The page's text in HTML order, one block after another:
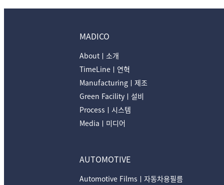
MADICO
Aboutㅣ소개
TimeLineㅣ연혁
Manufacturingㅣ제조
Green Facilityㅣ설비
Processㅣ시스템
Mediaㅣ미디어
AUTOMOTIVE
Automotive Filmsㅣ자동차용필름